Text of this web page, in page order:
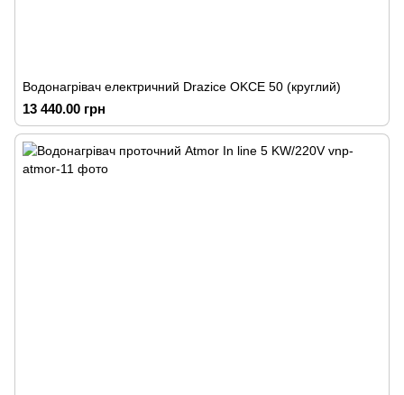
Водонагрівач електричний Drazice OKCE 50 (круглий)
13 440.00 грн